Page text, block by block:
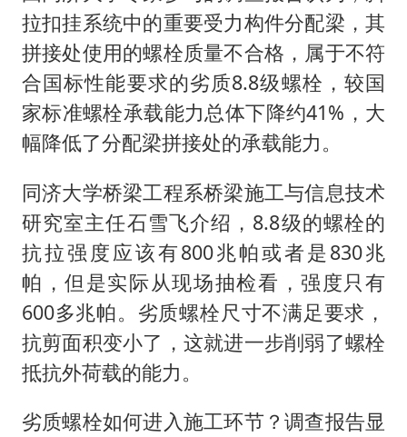
拉扣挂系统中的重要受力构件分配梁，其
拼接处使用的螺栓质量不合格，属于不符
合国标性能要求的劣质8.8级螺栓，较国
家标准螺栓承载能力总体下降约41%，大
幅降低了分配梁拼接处的承载能力。
同济大学桥梁工程系桥梁施工与信息技术
研究室主任石雪飞介绍，8.8级的螺栓的
抗拉强度应该有800兆帕或者是830兆
帕，但是实际从现场抽检看，强度只有
600多兆帕。劣质螺栓尺寸不满足要求，
抗剪面积变小了，这就进一步削弱了螺栓
抵抗外荷载的能力。
劣质螺栓如何进入施工环节？调查报告显